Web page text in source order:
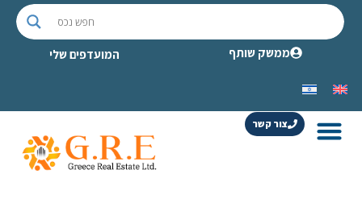
ממשק שותף המועדפים שלי
צור קשר